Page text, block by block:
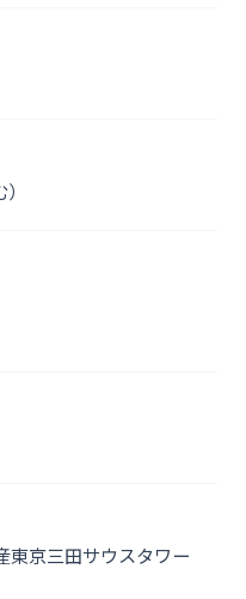
東京三田サウスタワー